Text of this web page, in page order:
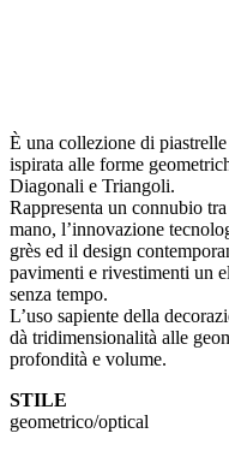
È una collezione di
ispirata alle forme
Diagonali e Triangoli.
Rappresenta un connubio
mano, l’innovazione
grès ed il design
pavimenti e rivestimenti un
senza tempo.
L’uso sapiente della
dà tridimensionalità alle
profondità e volume.
STILE
geometrico/optical